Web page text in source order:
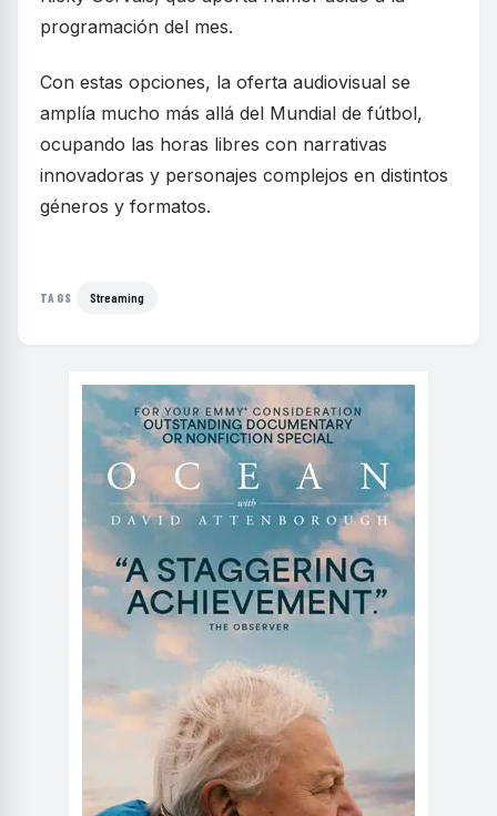
programación del mes.
Con estas opciones, la oferta audiovisual se
amplía mucho más allá del Mundial de fútbol,
ocupando las horas libres con narrativas
innovadoras y personajes complejos en distintos
géneros y formatos.
TAGS Streaming